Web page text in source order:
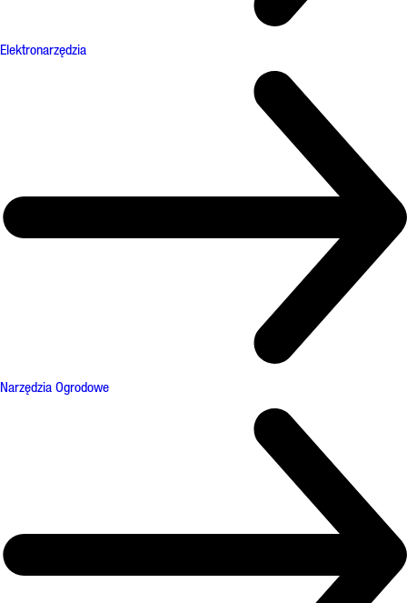
Elektronarzędzia
Narzędzia Ogrodowe